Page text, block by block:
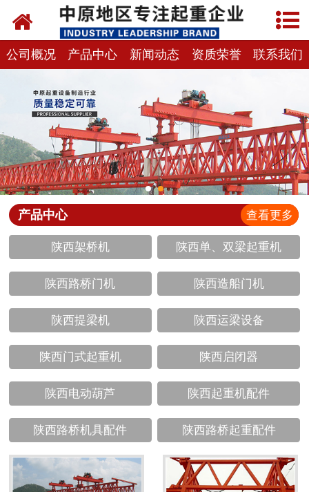
网站首页
关于我们
新闻动态
产品中心
资质荣誉
企业视频
成功案例
联系我们
公司概况 产品中心 新闻动态 资质荣誉 联系我们
产品中心 查看更多
陕西架桥机 陕西单、双梁起重机
陕西路桥门机 陕西造船门机
陕西提梁机 陕西运梁设备
陕西门式起重机 陕西启闭器
陕西电动葫芦 陕西起重机配件
陕西路桥机具配件 陕西路桥起重配件